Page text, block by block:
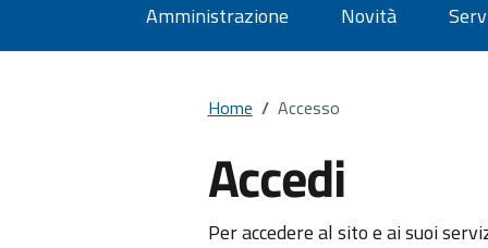
Amministrazione Novità
Home / Accesso
Accedi
Per accedere al sito e ai suoi